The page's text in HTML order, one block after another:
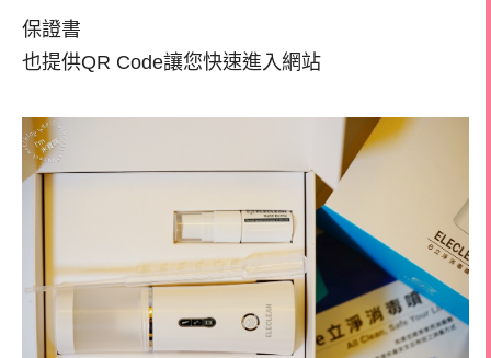
保證書
也提供QR Code讓您快速進入網站